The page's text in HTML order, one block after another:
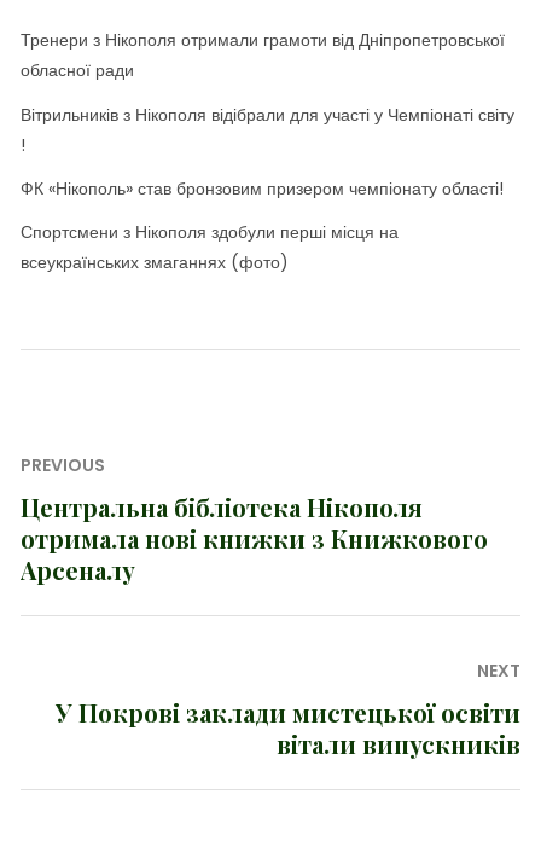
Тренери з Нікополя отримали грамоти від Дніпропетровської
обласної ради
Вітрильників з Нікополя відібрали для участі у Чемпіонаті світу
!
ФК «Нікополь» став бронзовим призером чемпіонату області!
Спортсмени з Нікополя здобули перші місця на
всеукраїнських змаганнях (фото)
Навігація
записів
PREVIOUS
Previous
post:
Центральна бібліотека Нікополя
отримала нові книжки з Книжкового
Арсеналу
NEXT
NextУ Покрові заклади мистецької освіти
вітали випускників